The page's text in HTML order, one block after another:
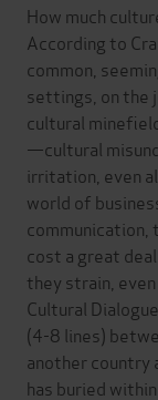
How much
According to
common,
settings, on the
cultural
—cultural
irritation, even
world of
cost a great
they strain,
Cultural
(4-8 lines)
another country
has buried